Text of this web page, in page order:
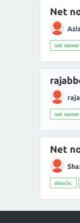
Net
net nomer
net nomer
Net
shaxlo.